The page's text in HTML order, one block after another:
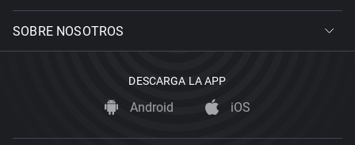
SOBRE NOSOTROS
DESCARGA LA APP
Android iOS